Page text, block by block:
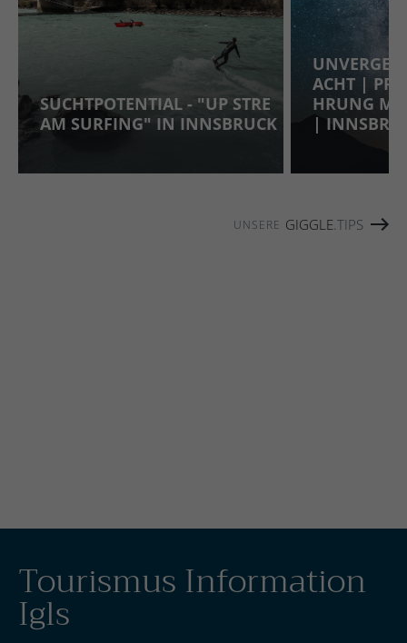
SUCHTPOTENTIAL - "UP STRE
AM SURFING" IN INNSBRUCK
ACHT |
HRUNG MIT
UNSERE GIGGLE.TIPS
Tourismus Information
Igls